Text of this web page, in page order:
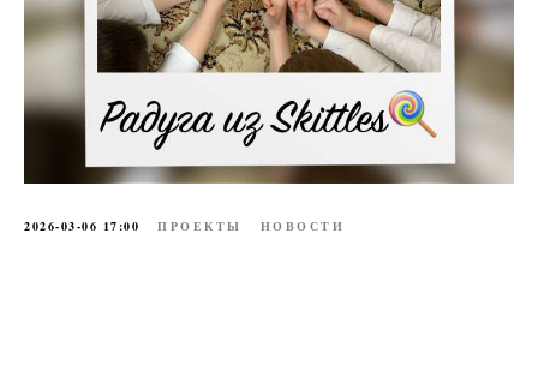
2026-03-06 17:00 ПРОЕКТЫ НОВОСТИ